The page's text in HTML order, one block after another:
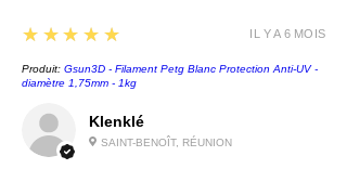
Klenklé
SAINT-BENOÎT, RÉUNION
5
★★★★★
Produit: Gsun3D - Filament Petg Blanc Protection Anti-UV -
diamètre 1,75mm - 1kg
IL Y A 6 MOIS